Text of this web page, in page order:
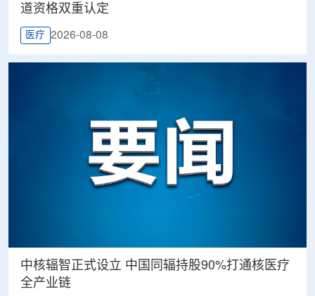
道资格双重认定
医疗 2026-08-08
中核辐智正式设立 中国同辐持股90%打通核医疗
全产业链